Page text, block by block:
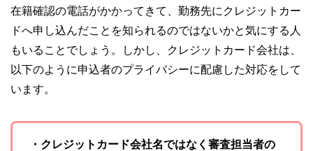
在籍確認の電話がかかってきて、勤務先にクレジットカー
ドへ申し込んだことを知られるのではないかと気にする人
もいることでしょう。しかし、クレジットカード会社は、
以下のように申込者のプライバシーに配慮した対応をして
います。
・クレジットカード会社名ではなく審査担当者の